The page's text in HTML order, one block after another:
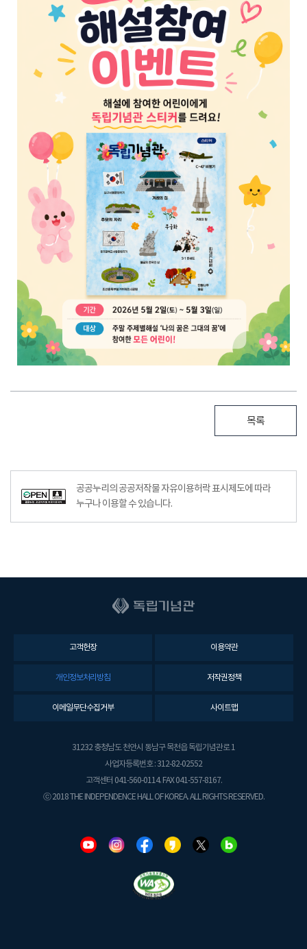
목록
공공누리의 공공저작물 자유이용허락 표시제도에 따라
누구나 이용할 수 있습니다.
고객헌장 이용약관
개인정보처리방침 저작권정책
이메일무단수집거부 사이트맵
31232 충청남도 천안시 동남구 목천읍 독립기념관로 1
사업자등록번호 : 312-82-02552
고객센터 041-560-0114. FAX 041-557-8167.
ⓒ 2018 THE INDEPENDENCE HALL OF KOREA. ALL RIGHTS RESERVED.